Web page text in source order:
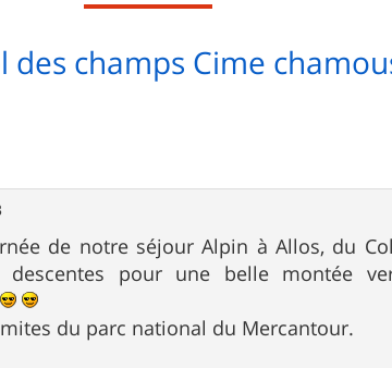
des champs Cime
de notre séjour Alpin à Allos, du
pour une belle montée
du parc national du Mercantour.